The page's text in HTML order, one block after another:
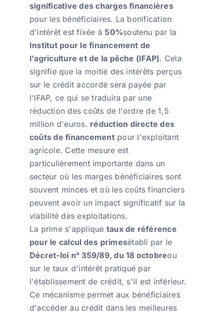
significative des charges financières
pour les bénéficiaires. La bonification
d'intérêt est fixée à 50%soutenu par la
Institut pour le financement de
l'agriculture et de la pêche (IFAP). Cela
signifie que la moitié des intérêts perçus
sur le crédit accordé sera payée par
l'IFAP, ce qui se traduira par une
réduction des coûts de l'ordre de 1,5
million d'euros. réduction directe des
coûts de financementpour l'exploitant
agricole. Cette mesure est
particulièrement importante dans un
secteur où les marges bénéficiaires sont
souvent minces et où les coûts financiers
peuvent avoir un impact significatif sur la
viabilité des exploitations.
La prime s'applique taux de référence
pour le calcul des primesétabli par le
Décret-loi n° 359/89, du 18 octobreou
sur le taux d'intérêt pratiqué par
l'établissement de crédit, s'il est inférieur.
Ce mécanisme permet aux bénéficiaires
d'accéder au crédit dans les meilleures